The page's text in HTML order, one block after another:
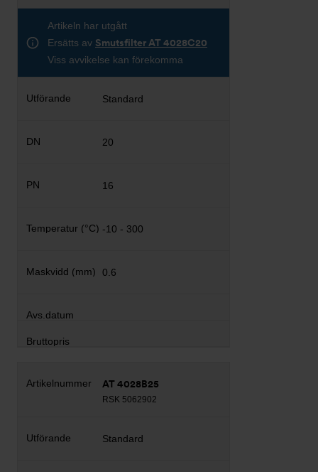
Artikeln har utgått
Ersätts av Smutsfilter AT 4028C20
Viss avvikelse kan förekomma
Standard
20
16
-10 - 300
0.6
AT 4028B25
RSK 5062902
Standard